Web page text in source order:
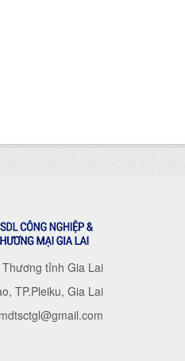
tỉnh Gia Lai
TP.Pleiku, Gia Lai